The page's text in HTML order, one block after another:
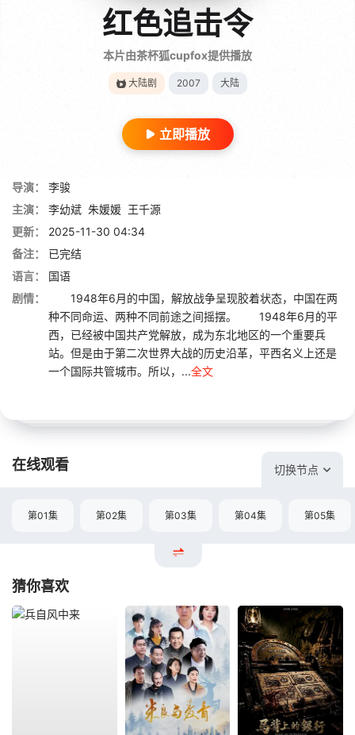
红色追击令
本片由茶杯狐cupfox提供播放
大陆剧 2007 大陆
立即播放
导演：
李骏
主演：
李幼斌 朱媛媛 王千源
更新：
2025-11-30 04:34
备注：
已完结
语言：
国语
剧情：
1948年6月的中国，解放战争呈现胶着状态，中国在两
种不同命运、两种不同前途之间摇摆。 1948年6月的平
西，已经被中国共产党解放，成为东北地区的一个重要兵
站。但是由于第二次世界大战的历史沿革，平西名义上还是
一个国际共管城市。所以，...全文
在线观看 切换节点
第01集 第02集 第03集 第04集 第05集
猜你喜欢